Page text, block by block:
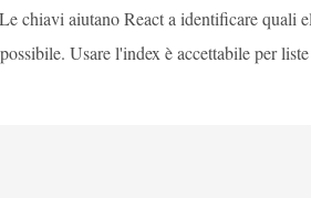
chiavi aiutano React a identificare quali
Usare l'index è accettabile per